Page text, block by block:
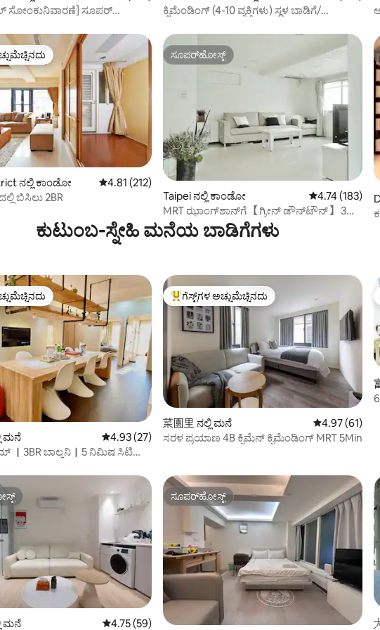
ಸೋಂಕುನಿವಾರಣೆ] ಸೂಪರ್
ಸುಸಜ್ಜಿತ ಕಟ್ಟಡ, ಮೆಟ್ರೋ ನಿಲ್ದಾಣಕ್ಕೆ
ಕ್ಸಿಮೆಂಡಿಂಗ್ (4-10 ವ್ಯಕ್ತಿಗಳು) ಸ್ಥಳ ಬಾಡಿಗೆ/
ಫೋಟೋಶೂಟ್/ಸ್ಟೇಜಿಂಗ್/ಚಟುವಟಿಕೆ
123 ವಿಮರ್ಶೆಗಳು
ನಲ್ಲಿ ಕಾಂಡೋ 5 ರಲ್ಲಿ 4.81 ಸರಾಸರಿ ರೇಟಿಂಗ್, 212 ವಿಮರ್ಶೆಗಳು
4.81 (212)
ಬಿಸಿಲು 2BR
ಸೂಪರ್‌ಹೋಸ್ಟ್
ಸೂಪರ್‌ಹೋಸ್ಟ್
Taipei ನಲ್ಲಿ ಕಾಂಡೋ 5 ರಲ್ಲಿ 4.74
4.74 (183)
MRT ಝಾಂಗ್‌ಶಾನ್‌ಗೆ 【ಗ್ರೀನ್ ಡೌನ್‌ಟೌನ್】 3
ನಿಮಿಷ 捷運中山站
ಕುಟುಂಬ-ಸ್ನೇಹಿ ಮನೆಯ ಬಾಡಿಗೆಗಳು
69 ವಿಮರ್ಶೆಗಳು
ಮನೆ 5 ರಲ್ಲಿ 4.93 ಸರಾಸರಿ ರೇಟಿಂಗ್, 27 ವಿಮರ್ಶೆಗಳು
4.93 (27)
｜3BR ಬಾಲ್ಕನಿ｜5 ನಿಮಿಷ ಸಿಟಿ
ಗೆಸ್ಟ್‌ಗಳಿಗೆ ಅತಿ ಹೆಚ್ಚು ಅಚ್ಚುಮೆಚ್ಚಿನದು
ಗೆಸ್ಟ್‌ಗಳ ಅಚ್ಚುಮೆಚ್ಚಿನದು
菜園里 ನಲ್ಲಿ ಮನೆ 5 ರಲ್ಲಿ 4.97
4.97 (61)
ಸರಳ ಪ್ರಯಾಣ 4B ಕ್ಸಿಮೆನ್ ಕ್ಸಿಮೆಂಡಿಂಗ್ MRT 5Min
66 ವಿಮರ್ಶೆಗಳು
ಮನೆ 5 ರಲ್ಲಿ 4.75 ಸರಾಸರಿ ರೇಟಿಂಗ್, 59 ವಿಮರ್ಶೆಗಳು
4.75 (59)
ಸೂಪರ್‌ಹೋಸ್ಟ್
ಸೂಪರ್‌ಹೋಸ್ಟ್